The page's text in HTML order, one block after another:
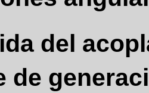
del
de